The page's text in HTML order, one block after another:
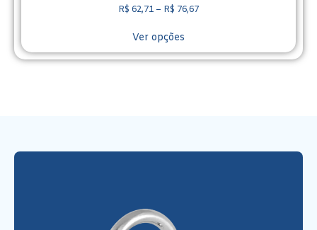
R$ 62,71 – R$ 76,67
Ver opções